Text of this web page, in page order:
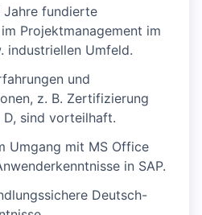
Jahre fundierte
Projektmanagement im
industriellen Umfeld.
und
z. B. Zertifizierung
D, sind vorteilhaft.
Umgang mit MS Office
in SAP.
Deutsch-